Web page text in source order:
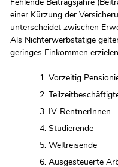
Fehlende Beitragsjahre
einer Kürzung der
unterscheidet zwischen
Als Nichterwerbstätige
geringes Einkommen
Vorzeitig
IV-RentnerInnen
Studierende
Weltreisende
Ausgesteuerte